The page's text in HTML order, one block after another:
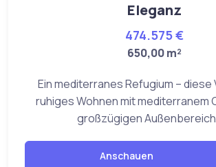
Eleganz
474.575 €
650,00 m²
Ein mediterranes Refugium – diese
ruhiges Wohnen mit mediterranem
großzügigen
Anschauen